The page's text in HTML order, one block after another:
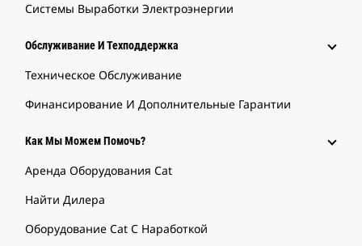
Системы Выработки Электроэнергии
Обслуживание И Техподдержка
Техническое Обслуживание
Финансирование И Дополнительные Гарантии
Как Мы Можем Помочь?
Аренда Оборудования Cat
Найти Дилера
Оборудование Cat С Наработкой